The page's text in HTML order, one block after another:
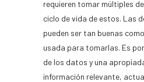
requieren tomar múltiples
ciclo de vida de estos. Las
pueden ser tan buenas
usada para tomarlas. Es
de los datos y una
información relevante,